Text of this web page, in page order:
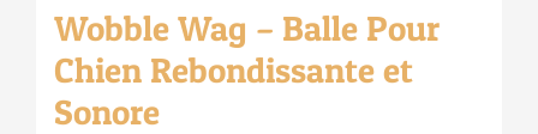
Wobble Wag – Balle Pour
Chien Rebondissante et
Sonore